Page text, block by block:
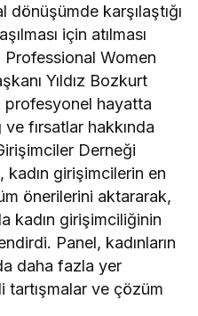
dönüşümde karşılaştığı
için atılması
Professional Women
Yıldız Bozkurt
profesyonel hayatta
fırsatlar hakkında
Derneği
kadın girişimcilerin en
önerilerini aktararak,
kadın girişimciliğinin
Panel, kadınların
daha fazla yer
tartışmalar ve çözüm